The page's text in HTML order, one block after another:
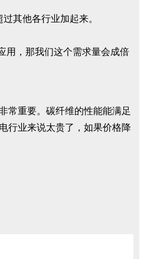
其他各行业加起来。
用，那我们这个需求量会成倍
常重要。碳纤维的性能能满足
行业来说太贵了，如果价格降